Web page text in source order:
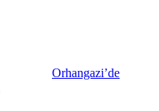
Orhangazi’de